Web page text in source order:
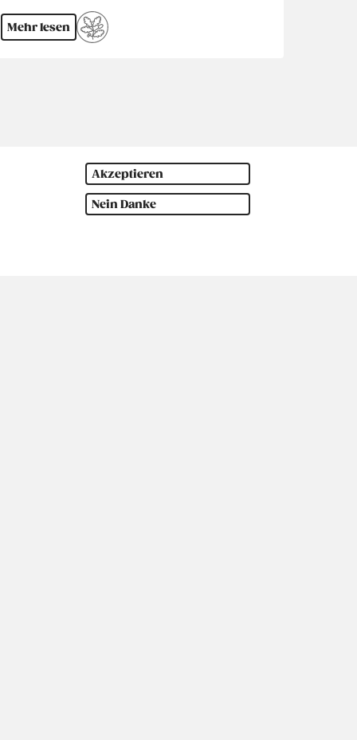
Akzeptieren
Nein Danke
Mehr lesen